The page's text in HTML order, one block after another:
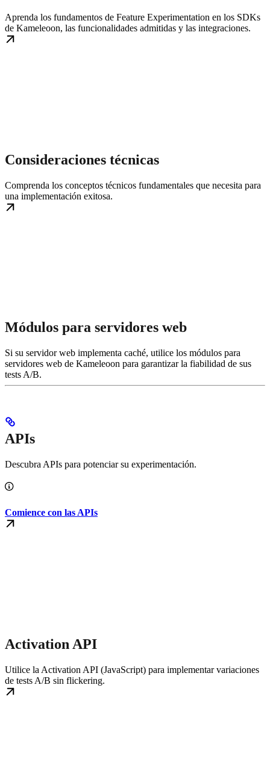
Aprenda los fundamentos de Feature Experimentation en los SDKs
de Kameleoon, las funcionalidades admitidas y las integraciones.
Consideraciones técnicas
Comprenda los conceptos técnicos fundamentales que necesita para
una implementación exitosa.
Módulos para servidores web
Si su servidor web implementa caché, utilice los módulos para
servidores web de Kameleoon para garantizar la fiabilidad de sus
tests A/B.
APIs
Descubra APIs para potenciar su experimentación.
Comience con las APIs
Activation API
Utilice la Activation API (JavaScript) para implementar variaciones
de tests A/B sin flickering.